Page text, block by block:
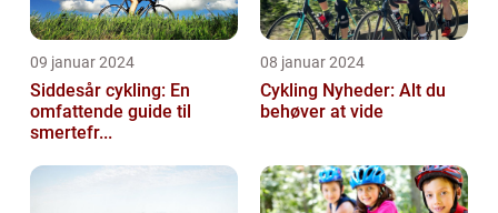
09 januar 2024
Siddesår cykling: En
omfattende guide til
smertefr...
08 januar 2024
Cykling Nyheder: Alt du
behøver at vide